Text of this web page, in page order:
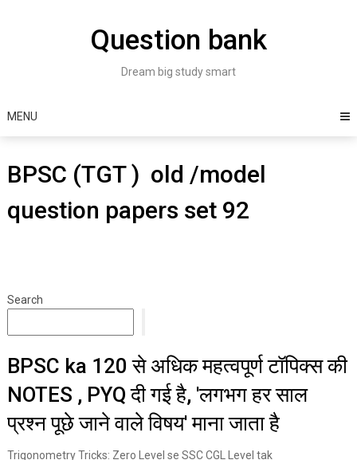
Question bank
Dream big study smart
MENU
BPSC (TGT ) old /model
question papers set 92
Search
BPSC ka 120 से अधिक महत्वपूर्ण टॉपिक्स की
NOTES , PYQ दी गई है, 'लगभग हर साल
प्रश्न पूछे जाने वाले विषय' माना जाता है
Trigonometry Tricks: Zero Level se SSC CGL Level tak